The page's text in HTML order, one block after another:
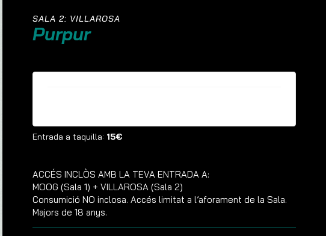
SALA 2: VILLAROSA
Purpur
Entrada a taquilla: 15€
ACCÉS INCLÒS AMB LA TEVA ENTRADA A:
MOOG (Sala 1) + VILLAROSA (Sala 2)
Consumició NO inclosa. Accés limitat a l’aforament de la Sala.
Majors de 18 anys.